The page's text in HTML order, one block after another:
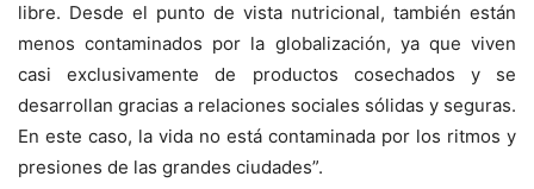
libre. Desde el punto de vista nutricional, también están
menos contaminados por la globalización, ya que viven
casi exclusivamente de productos cosechados y se
desarrollan gracias a relaciones sociales sólidas y seguras.
En este caso, la vida no está contaminada por los ritmos y
presiones de las grandes ciudades”.